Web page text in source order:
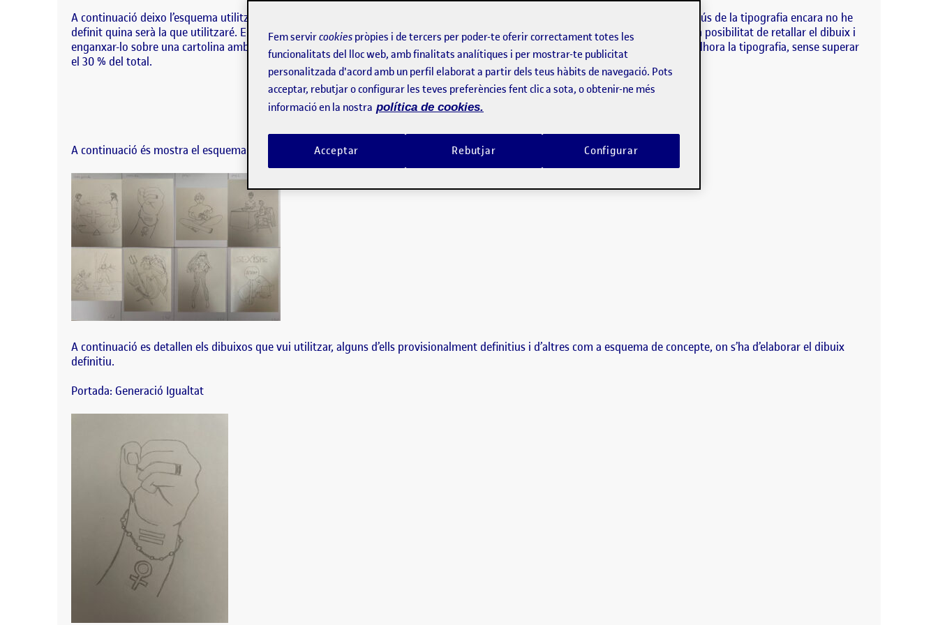
A continuació deixo l’esquema utilitzat per a la elaboració del fanzine. He escollit la temàtica de la igualtat de gènere. Respecte a l’ús de la tipografia encara no he
definit quina serà la que utilitzaré. El format ha esat el paper din A4 inicialment, tot i que ocupant l’espai de un din A6, plantjant la posibilitat de retallar el dibuix i
enganxar-lo sobre una cartolina amb un fons de color, utilitzant alhora el color per a destacar elements característics del dibuix i alhora la tipografia, sense superar
el 30 % del total.
A continuació és mostra el esquema del fanzine final, sense els títols de les pàgines ni la tipografia
A continuació es detallen els dibuixos que vui utilitzar, alguns d’ells provisionalment definitius i d’altres com a esquema de concepte, on s’ha d’elaborar el dibuix
definitiu.
Portada: Generació Igualtat
Fem servircookies pròpies i de tercers per poder-te oferir correctament totes les
funcionalitats del lloc web, amb finalitats analítiques i per mostrar-te publicitat
personalitzada d'acord amb un perfil elaborat a partir dels teus hàbits de navegació. Pots
acceptar, rebutjar o configurar les teves preferències fent clic a sota, o obtenir-ne més
informació en la nostra política de cookies.
Rebutjar
Acceptar Configurar